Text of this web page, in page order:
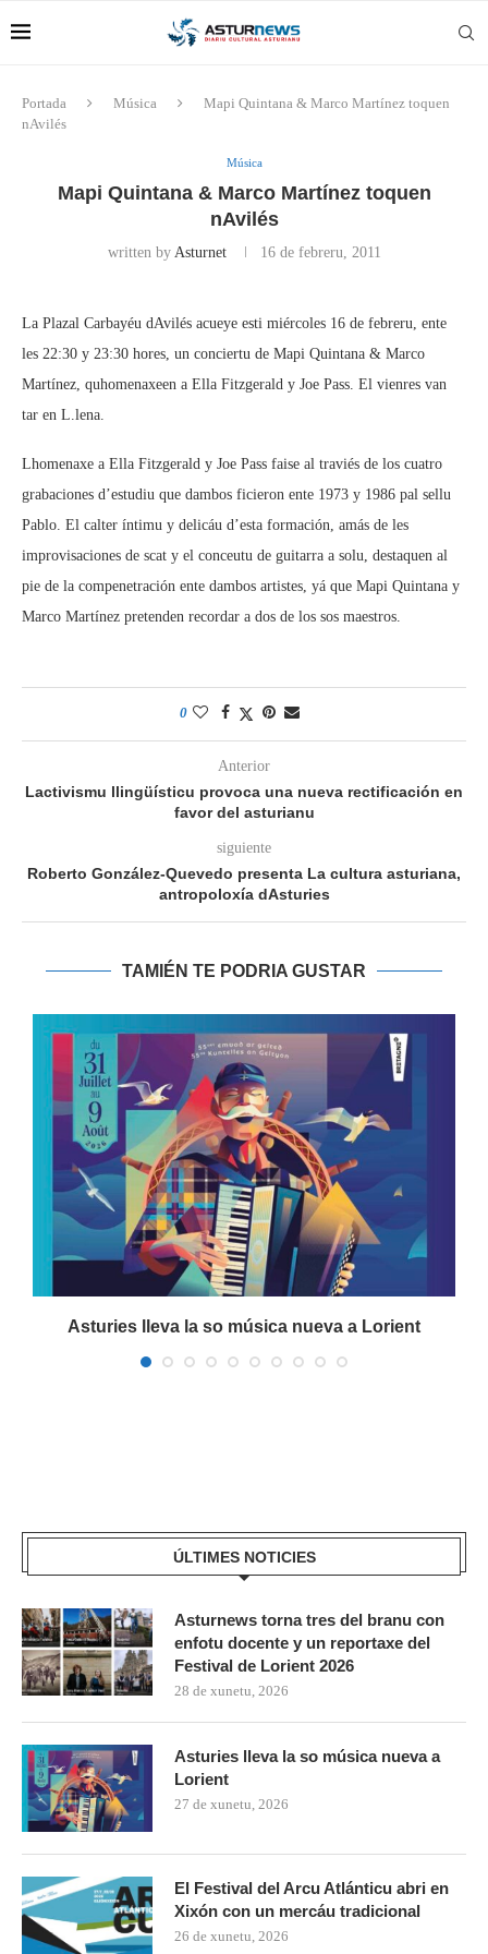
Portada Música
Mapi Quintana & Marco Martínez toquen
nAvilés
Música
Mapi Quintana & Marco Martínez toquen
nAvilés
written by Asturnet 16 de febreru, 2011
La Plazal Carbayéu dAvilés acueye esti miércoles 16 de febreru, ente
les 22:30 y 23:30 hores, un conciertu de Mapi Quintana & Marco
Martínez, quhomenaxeen a Ella Fitzgerald y Joe Pass. El vienres van
tar en L.lena.
Lhomenaxe a Ella Fitzgerald y Joe Pass faise al traviés de los cuatro
grabaciones d’estudiu que dambos ficieron ente 1973 y 1986 pal sellu
Pablo. El calter íntimu y delicáu d’esta formación, amás de les
improvisaciones de scat y el conceutu de guitarra a solu, destaquen al
pie de la compenetración ente dambos artistes, yá que Mapi Quintana y
Marco Martínez pretenden recordar a dos de los sos maestros.
0
Anterior
Lactivismu llingüísticu provoca una nueva rectificación en
favor del asturianu
siguiente
Roberto González-Quevedo presenta La cultura asturiana,
antropoloxía dAsturies
TAMIÉN TE PODRIA GUSTAR
Asturies lleva la so música nueva a Lorient
ÚLTIMES NOTICIES
Asturnews torna tres del branu con
enfotu docente y un reportaxe del
Festival de Lorient 2026
28 de xunetu, 2026
Asturies lleva la so música nueva a
Lorient
27 de xunetu, 2026
El Festival del Arcu Atlánticu abri en
Xixón con un mercáu tradicional
26 de xunetu, 2026